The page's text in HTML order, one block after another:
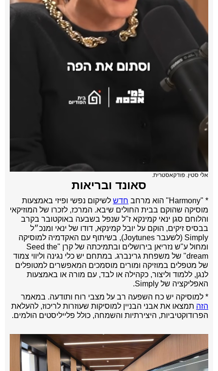
אלי סטין. פודקאסטרית.
סאונד ובריאות
* "Harmony" הוא מרחב חדש לשיקום נפשי ופיזי באמצעות
מוסיקה שהוקם בבית החולים שיבא. המרכז, לזכרו של המוזיקאי
והלוחם סגן ינאי קמינקא ז"ל שנפל בשבעה באוקטובר בקרב
בבסיס זיקים, הוקם על יובל קמינקא, דודו של ינאי ומנכ״ל
Simply (לשעבר Joytunes), בשיתוף עם האקדמיה למוסיקה
ומחול ע"ש נזריאן בירושלים ובתמיכתה של קרן "Seed the
dream" של משפחת גרינברג. במתחם יש כ
לי נגינה וליווי צמוד
של מטפלים במוזיקה ומורים מוסמכים המאפשרים למטופלים
לנגן, ללמוד וליצור, כקהילה או לבד, עם מורה או באמצעות
האפליקציה של Simply.
* למוסיקה יש כח השפעה רב על מצבי רוח ותודעה. במאמר
הזה תמצאו את אבני הבניין למוסיקות שעוזרות לריכוז, להעלאת
הפרודוקטיביות, היצירתיות והשמחה, כולל פלייליסטים הולמים.